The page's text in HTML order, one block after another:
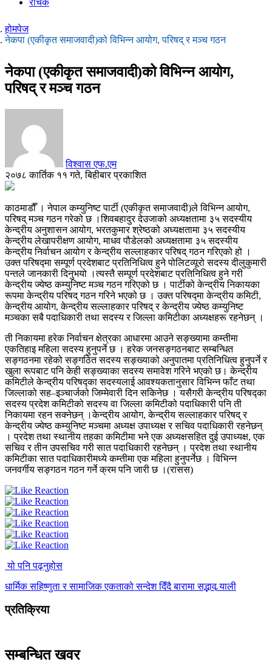
रोचक
होमपेज
नेकपा (एकीकृत समाजवादी)को विभिन्न आयोग, परिषद् र मञ्च गठन
नेकपा (एकीकृत समाजवादी)को विभिन्न आयोग,
परिषद् र मञ्च गठन
विश्वास एफ.एम
२०७८ कार्तिक ११ गते, बिहीबार प्रकाशित
काठमाडौँ । नेपाल कम्युनिष्ट पार्टी (एकीकृत समाजवादी)ले विभिन्न आयोग,
परिषद् मञ्च गठन गरेको छ ।शिवबहादुर देउजाको अध्यक्षतामा ३५ सदस्यीय
केन्द्रीय अनुशासन आयोग, भरतकुमार श्रेष्ठको अध्यक्षतामा ३५ सदस्यीय
केन्द्रीय लेखापरीक्षण आयोग, माधव पौडेलको अध्यक्षतामा ३५ सदस्यीय
केन्द्रीय निर्वाचन आयोग र केन्द्रीय सल्लाहकार परिषद् गठन गरिएको हो ।
उक्त परिषद्मा सम्पूर्ण प्रदेशबाट प्रतिनिधित्व हुने पोलिटव्यूरो सदस्य दीलुकुमारी
पन्तले जानकारी दिनुभयो ।त्यस्तै सम्पूर्ण प्रदेशबाट प्रतिनिधित्व हुने गरी
केन्द्रीय ज्येष्ठ कम्युनिष्ट मञ्च गठन गरिएको छ । पार्टीको केन्द्रीय निकायका
रूपमा केन्द्रीय परिषद् गठन गरिने भएको छ । उक्त परिषद्मा केन्द्रीय कमिटी,
केन्द्रीय आयोग, केन्द्रीय सल्लाहकार परिषद् र केन्द्रीय ज्येष्ठ कम्युनिष्ट
मञ्चका सबै पदाधिकारी तथा सदस्य र जिल्ला कमिटीका अध्यक्षहरू रहनेछन् ।
ती निकायमा हरेक निर्वाचन क्षेत्रका आधारमा आउने सङ्ख्यामा कम्तीमा
एकतिहाइ महिला सदस्य हुनुपर्ने छ । हरेक जनसङ्गठनबाट सम्बन्धित
सङ्गठनमा रहेको सङ्गठित सदस्य सङ्ख्याको अनुपातमा प्रतिनिधित्व हुनुपर्ने र
खुला रूपबाट पनि केही सङ्ख्याका सदस्य समावेश गरिने भएको छ। केन्द्रीय
कमिटीले केन्द्रीय परिषद्का सदस्यलाई आवश्यकतानुसार विभिन्न फाँट तथा
जिल्लाको सह–इञ्चार्जको जिम्मेवारी दिन सकिनेछ । यसैगरी केन्द्रीय परिषद्का
सदस्य प्रदेश कमिटीको सदस्य वा जिल्ला कमिटीको पदाधिकारी पनि ती
निकायमा रहन सक्नेछन् ।केन्द्रीय आयोग, केन्द्रीय सल्लाहकार परिषद् र
केन्द्रीय ज्येष्ठ कम्युनिष्ट मञ्चमा अध्यक्ष उपाध्यक्ष र सचिव पदाधिकारी रहनेछन्
। प्रदेश तथा स्थानीय तहका कमिटीमा भने एक अध्यक्षसहित दुई उपाध्यक्ष, एक
सचिव र तीन उपसचिव गरी सात पदाधिकारी रहनेछन् । प्रदेश तथा स्थानीय
कमिटीका सात पदाधिकारीमध्ये कम्तीमा एक महिला हुनुपर्नेछ । विभिन्न
जनवर्गीय सङ्गठन गठन गर्ने क्रम पनि जारी छ ।(रासस)
यो पनि पढ्नुहोस
धार्मिक सहिष्णुता र सामाजिक एकताको सन्देश दिँदै बारामा सद्भाव र्‍याली
प्रतिक्रिया
सम्बन्धित खवर